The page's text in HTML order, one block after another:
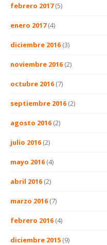
febrero 2017(5)
enero 2017(4)
diciembre 2016 (3)
noviembre 2016 (2)
octubre 2016 (7)
septiembre 2016 (2)
agosto 2016 (2)
julio 2016 (2)
mayo 2016 (4)
abril 2016 (2)
marzo 2016 (7)
febrero 2016 (4)
diciembre 2015 (9)